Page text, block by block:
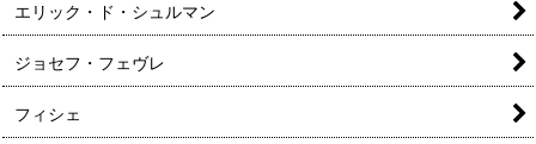
エリック・ド・シュルマン
ジョセフ・フェヴレ
フィシェ